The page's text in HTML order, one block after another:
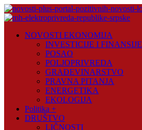
Skip
to
Plus
NOVOSTI EKONOMIJA
INVESTICIJE I FINANSIJE
POSAO
POLJOPRIVREDA
GRAĐEVINARSTVO
PRAVNA PITANJA
ENERGETIKA
EKOLOGIJA
Politika +
DRUŠTVO
LIČNOSTI